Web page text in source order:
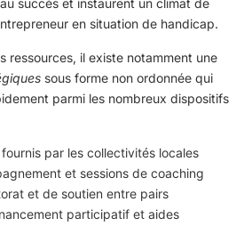
succès et instaurent un climat de
en situation de handicap.
ressources, il existe notamment une
sous forme non ordonnée qui
parmi les nombreux dispositifs
par les collectivités locales
et sessions de coaching
et de soutien entre pairs
participatif et aides